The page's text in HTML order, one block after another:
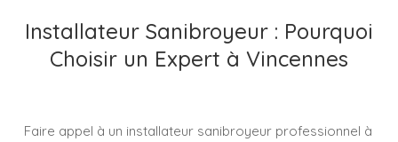
Installateur Sanibroyeur : Pourquoi
Choisir un Expert à Vincennes
Faire appel à un installateur sanibroyeur professionnel à